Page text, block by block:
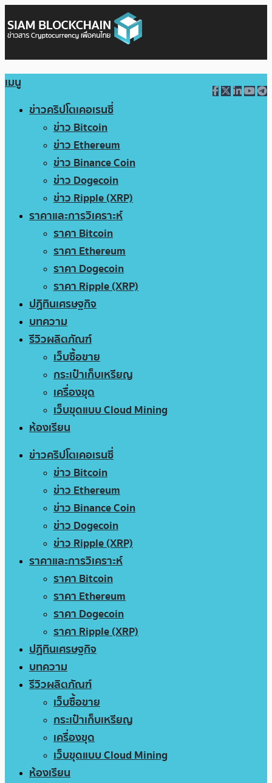
เมนู
ข่าวคริปโตเคอเรนซี่
ข่าว Bitcoin
ข่าว Ethereum
ข่าว Binance Coin
ข่าว Dogecoin
ข่าว Ripple (XRP)
ราคาและการวิเคราะห์
ราคา Bitcoin
ราคา Ethereum
ราคา Dogecoin
ราคา Ripple (XRP)
ปฏิทินเศรษฐกิจ
บทความ
รีวิวผลิตภัณฑ์
เว็บซื้อขาย
กระเป๋าเก็บเหรียญ
เครื่องขุด
เว็บขุดแบบ Cloud Mining
ห้องเรียน
ข่าวคริปโตเคอเรนซี่
ข่าว Bitcoin
ข่าว Ethereum
ข่าว Binance Coin
ข่าว Dogecoin
ข่าว Ripple (XRP)
ราคาและการวิเคราะห์
ราคา Bitcoin
ราคา Ethereum
ราคา Dogecoin
ราคา Ripple (XRP)
ปฏิทินเศรษฐกิจ
บทความ
รีวิวผลิตภัณฑ์
เว็บซื้อขาย
กระเป๋าเก็บเหรียญ
เครื่องขุด
เว็บขุดแบบ Cloud Mining
ห้องเรียน